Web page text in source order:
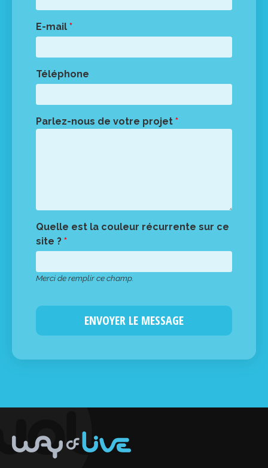
E-mail *
Téléphone
Parlez-nous de votre projet *
Quelle est la couleur récurrente sur ce
site ? *
Merci de remplir ce champ.